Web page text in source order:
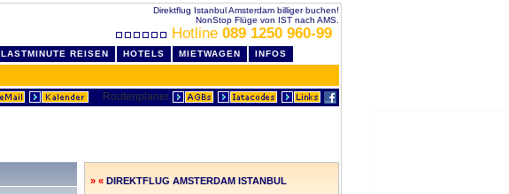
Direktflug Istanbul Amsterdam billiger buchen!
NonStop Flüge von IST nach AMS.
Hotline 089 1250 960-99
LASTMINUTE REISEN HOTELS MIETWAGEN INFOS
» « DIREKTFLUG AMSTERDAM ISTANBUL